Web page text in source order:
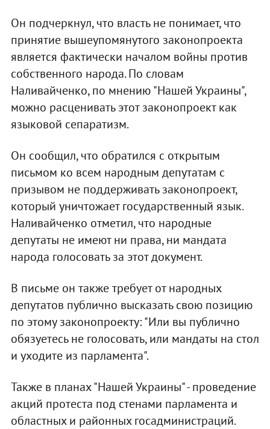
Он подчеркнул, что власть не понимает, что
принятие вышеупомянутого законопроекта
является фактически началом войны против
собственного народа. По словам
Наливайченко, по мнению "Нашей Украины",
можно расценивать этот законопроект как
языковой сепаратизм.
Он сообщил, что обратился с открытым
письмом ко всем народным депутатам с
призывом не поддерживать законопроект,
который уничтожает государственный язык.
Наливайченко отметил, что народные
депутаты не имеют ни права, ни мандата
народа голосовать за этот документ.
В письме он также требует от народных
депутатов публично высказать свою позицию
по этому законопроекту: "Или вы публично
обязуетесь не голосовать, или мандаты на стол
и уходите из парламента".
Также в планах "Нашей Украины" - проведение
акций протеста под стенами парламента и
областных и районных госадминистраций.